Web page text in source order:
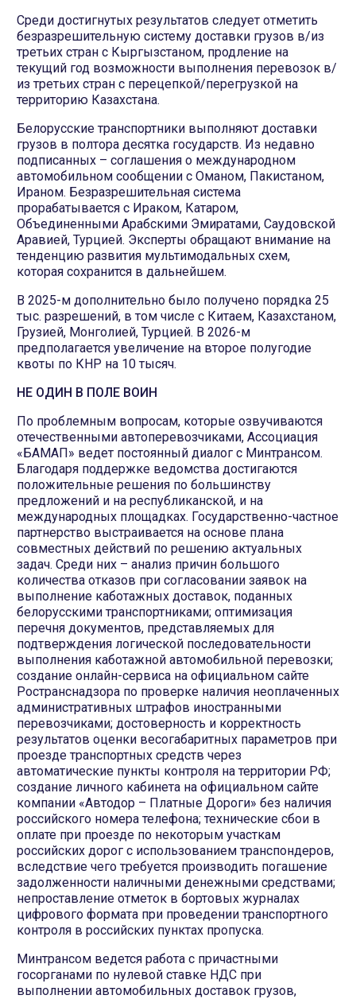
Среди достигнутых результатов следует отметить
безразрешительную систему доставки грузов в/из
третьих стран с Кыргызстаном, продление на
текущий год возможности выполнения перевозок в/
из третьих стран с перецепкой/перегрузкой на
территорию Казахстана.
Белорусские транспортники выполняют доставки
грузов в полтора десятка государств. Из недавно
подписанных – соглашения о международном
автомобильном сообщении с Оманом, Пакистаном,
Ираном. Безразрешительная система
прорабатывается с Ираком, Катаром,
Объединенными Арабскими Эмиратами, Саудовской
Аравией, Турцией. Эксперты обращают внимание на
тенденцию развития мультимодальных схем,
которая сохранится в дальнейшем.
В 2025-м дополнительно было получено порядка 25
тыс. разрешений, в том числе с Китаем, Казахстаном,
Грузией, Монголией, Турцией. В 2026-м
предполагается увеличение на второе полугодие
квоты по КНР на 10 тысяч.
НЕ ОДИН В ПОЛЕ ВОИН
По проблемным вопросам, которые озвучиваются
отечественными автоперевозчиками, Ассоциация
«БАМАП» ведет постоянный диалог с Минтрансом.
Благодаря поддержке ведомства достигаются
положительные решения по большинству
предложений и на республиканской, и на
международных площадках. Государственно-частное
партнерство выстраивается на основе плана
совместных действий по решению актуальных
задач. Среди них – анализ причин большого
количества отказов при согласовании заявок на
выполнение каботажных доставок, поданных
белорусскими транспортниками; оптимизация
перечня документов, представляемых для
подтверждения логической последовательности
выполнения каботажной автомобильной перевозки;
создание онлайн-сервиса на официальном сайте
Ространснадзора по проверке наличия неоплаченных
административных штрафов иностранными
перевозчиками; достоверность и корректность
результатов оценки весогабаритных параметров при
проезде транспортных средств через
автоматические пункты контроля на территории РФ;
создание личного кабинета на официальном сайте
компании «Автодор – Платные Дороги» без наличия
российского номера телефона; технические сбои в
оплате при проезде по некоторым участкам
российских дорог с использованием транспондеров,
вследствие чего требуется производить погашение
задолженности наличными денежными средствами;
непроставление отметок в бортовых журналах
цифрового формата при проведении транспортного
контроля в российских пунктах пропуска.
Минтрансом ведется работа с причастными
госорганами по нулевой ставке НДС при
выполнении автомобильных доставок грузов,